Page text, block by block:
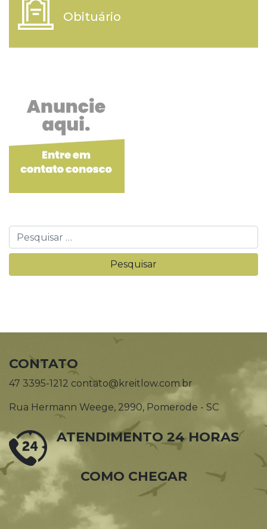
Obituário
CONTATO
47 3395-1212 contato@kreitlow.com.br
Rua Hermann Weege, 2990, Pomerode - SC
ATENDIMENTO 24 HORAS
COMO CHEGAR